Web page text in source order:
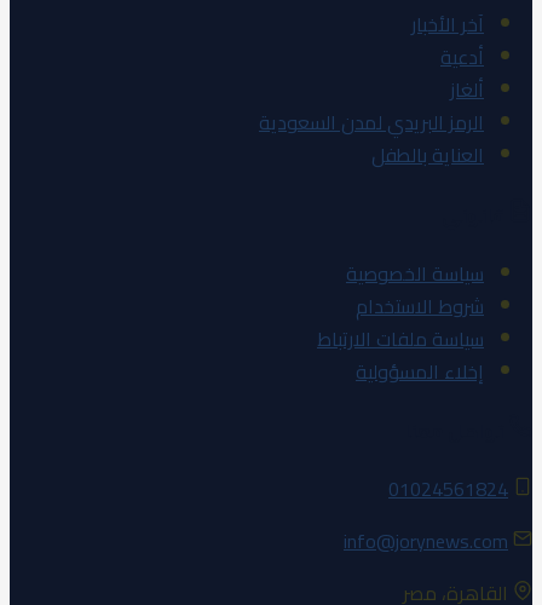
آخر الأخبار
أدعية
ألغاز
الرمز البريدي لمدن السعودية
العناية بالطفل
سياسة الخصوصية
شروط الاستخدام
سياسة ملفات الارتباط
إخلاء المسؤولية
01024561824
info@jorynews.com
القاهرة، مصر